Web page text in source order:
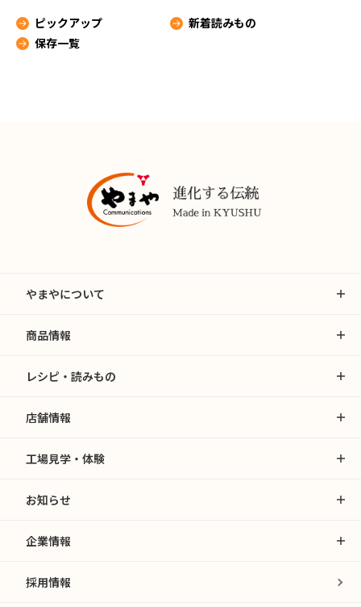
ピックアップ
新着読みもの
保存一覧
やまやについて
商品情報
レシピ・読みもの
店舗情報
工場見学・体験
お知らせ
企業情報
採用情報